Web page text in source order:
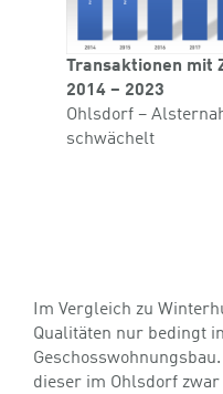
Transaktionen mit
2014 – 2023
Ohlsdorf –
schwächelt
Im Vergleich zu
Qualitäten nur bedingt
dieser im Ohlsdorf